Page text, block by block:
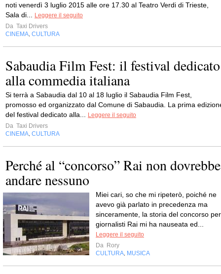
noti venerdì 3 luglio 2015 alle ore 17.30 al Teatro Verdi di Trieste,
Sala di...
Leggere il seguito
Da Taxi Drivers
CINEMA CULTURA
Sabaudia Film Fest: il festival dedicato
alla commedia italiana
Si terrà a Sabaudia dal 10 al 18 luglio il Sabaudia Film Fest,
promosso ed organizzato dal Comune di Sabaudia. La prima
del festival dedicato alla...
Leggere il seguito
Da Taxi Drivers
CINEMA CULTURA
Perché al “concorso” Rai non dovrebbe
andare nessuno
Miei cari, so che mi ripeterò, poiché ne
avevo già parlato in precedenza ma
sinceramente, la storia del concorso per
giornalisti Rai mi ha nauseata ed...
Leggere il seguito
Da Rory
CULTURA MUSICA